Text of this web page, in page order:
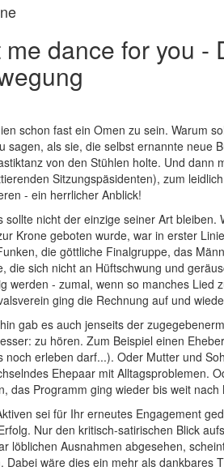
me dance for you -
schon fast ein Omen zu sein. Warum
sagen, als sie, die selbst ernannte neue
von den Stühlen holte. Und
Sitzungspäsidenten), zum
- ein herrlicher Anblick!
sollte nicht der einzige seiner Art
Krone geboten wurde, war in erster
die göttliche Finalgruppe, das
die sich nicht an Hüftschwung und
werden - zumal, wenn so manches Lied
ging die Rechnung auf und
gab es auch jenseits der
zu hören. Zum Beispiel einen
noch erleben darf...). Oder Mutter und
Ehepaar mit Alltagsproblemen.
das Programm ging wieder bis weit nach
sei für Ihr erneutes Engagement
Nur den kritisch-satirischen Blick
löblichen Ausnahmen abgesehen,
Dabei wäre dies ein mehr als dankbares